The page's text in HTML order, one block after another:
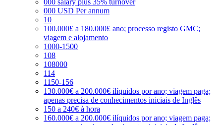
000 USD Per annum
10
100.000£ a 180.000£ ano; processo registo GMC;
viagem e alojamento
1000-1500
108
108000
114
1150-156
130.000€ a 200.000€ ilíquidos por ano; viagem paga;
apenas precisa de conhecimentos iniciais de Inglês
150 a 240€ à hora
160.000€ a 200.000€ ilíquidos por ano; viagem paga;